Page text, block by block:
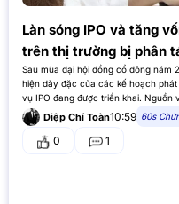
Làn sóng IPO và tăng
trên thị trường bị phân
Sau mùa đại hội đồng cổ đông năm
hiện dày đặc của các kế hoạch
vụ IPO đang được triển khai.
Một…Diệp Chí Toàn10:59 60s
0 1